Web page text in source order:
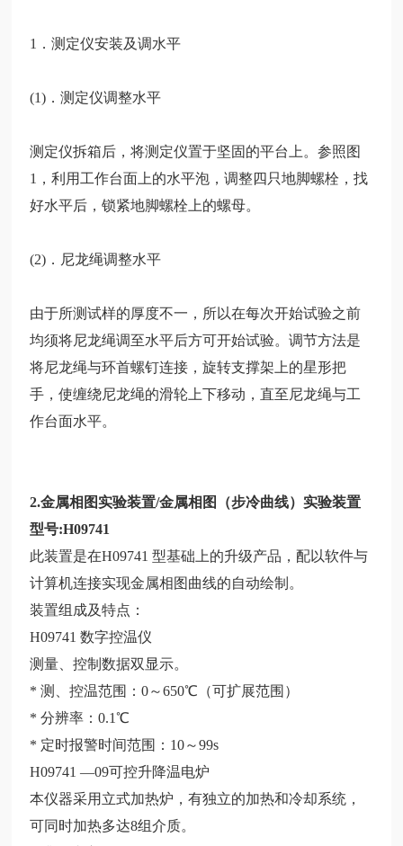
1．测定仪安装及调水平
(1)．测定仪调整水平
测定仪拆箱后，将测定仪置于坚固的平台上。参照图
1，利用 工作台面上的水平泡，调整四只地脚螺栓，找
好水平后，锁紧地脚螺栓上的螺母。
(2)．尼龙绳调整水平
由于所测试样的厚度不一，所以在每次开始试验之前
均须将尼龙绳调至水平后方可开始试验。调节方法是
将尼龙绳与环首螺钉连接，旋转支撑架上的星形把
手，使缠绕尼龙绳的滑轮上下移动，直至尼龙绳与工
作台面水平。
2.金属相图实验装置/金属相图（步冷曲线）实验装置
型号:H09741
此装置是在H09741型基础上的升级产品，配以软件与
计算机连接实现金属相图曲线的自动绘制。
装置组成及特点：
H09741数字控温仪
测量、控制数据双显示。
* 测、控温范围：0～650℃（可扩展范围）
* 分辨率：0.1℃
* 定时报警时间范围：10～99s
H09741—09可控升降温电炉
本仪器采用立式加热炉，有独立的加热和冷却系统，
可同时加热多达8组介质。